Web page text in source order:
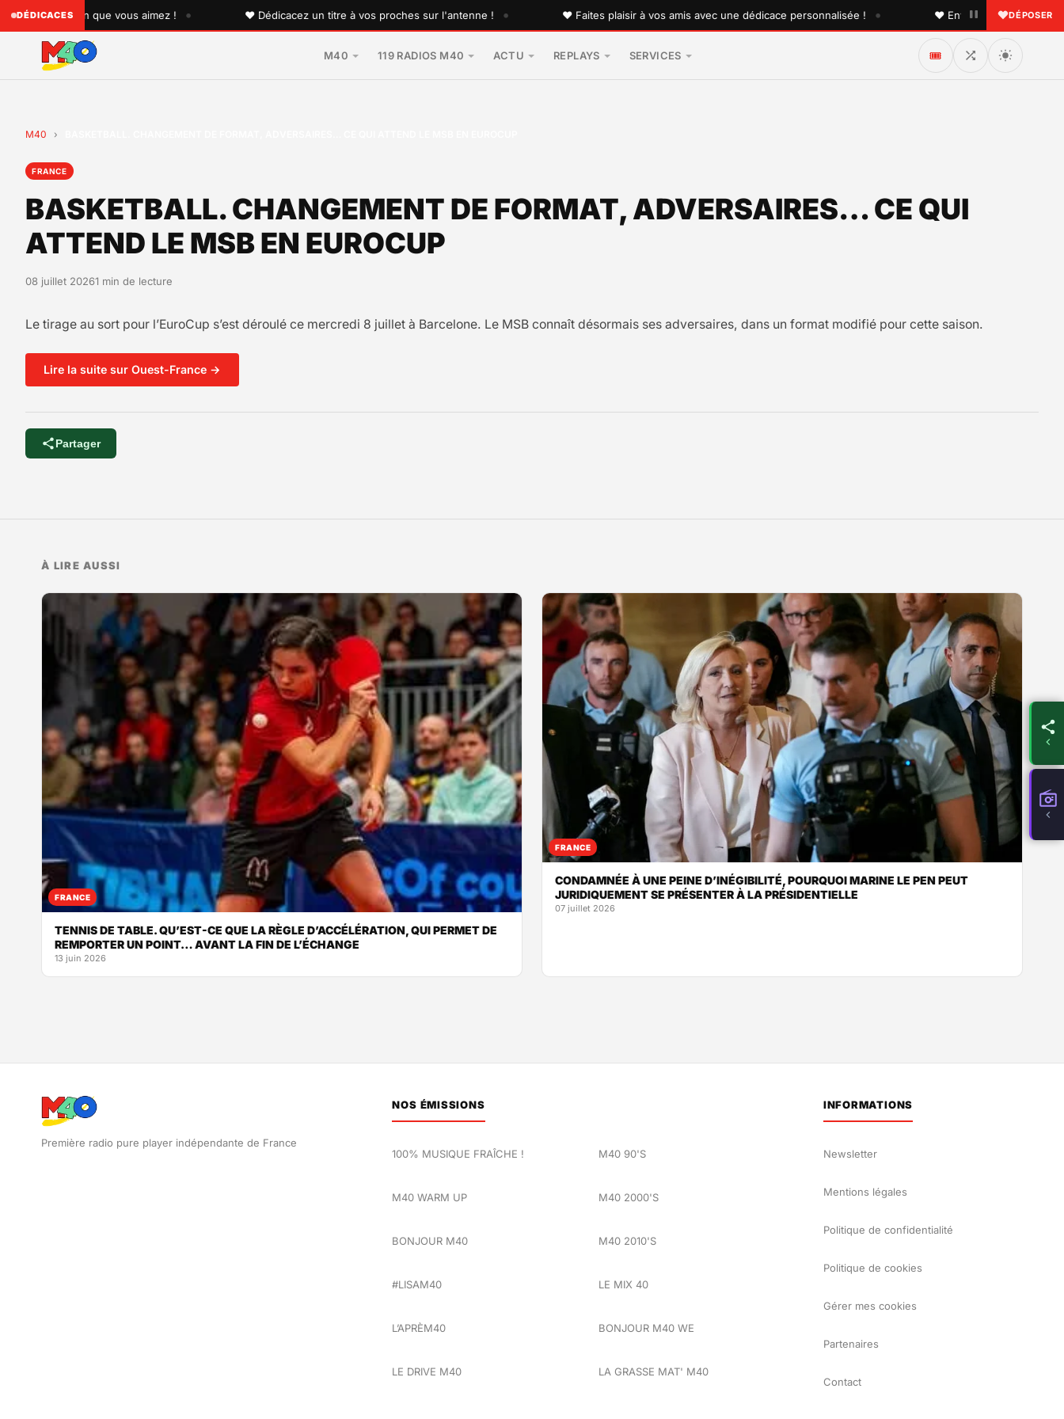
DÉDICACES
quelqu'un que vous aimez ! • ♥ Dédicacez un titre à vos proches sur l'antenne ! • ♥ Faites plaisir à vos amis avec une dédicace personnalisée ! • ♥ Envoyez une dédicace à
DÉPOSER
M40 119 RADIOS M40 ACTU REPLAYS SERVICES 🎟️
M40 ›
FRANCE
BASKETBALL. CHANGEMENT DE FORMAT, ADVERSAIRES… CE QUI
ATTEND LE MSB EN EUROCUP
08 juillet 20261 min de lecture
Le tirage au sort pour l’EuroCup s’est déroulé ce mercredi 8 juillet à Barcelone. Le MSB connaît désormais ses adversaires, dans un format modifié pour cette saison.
Lire la suite sur Ouest-France →
Partager
À LIRE AUSSI
FRANCE
TENNIS DE TABLE. QU’EST-CE QUE LA RÈGLE D’ACCÉLÉRATION, QUI PERMET DE
REMPORTER UN POINT… AVANT LA FIN DE L’ÉCHANGE
13 juin 2026
FRANCE
CONDAMNÉE À UNE PEINE D’INÉGIBILITÉ, POURQUOI MARINE LE PEN PEUT
JURIDIQUEMENT SE PRÉSENTER À LA PRÉSIDENTIELLE
07 juillet 2026
Première radio pure player indépendante de France
NOS ÉMISSIONS
100% MUSIQUE FRAÎCHE !
M40 WARM UP
BONJOUR M40
#LISAM40
L’APRÈM40
LE DRIVE M40
M40 90'S
M40 2000'S
M40 2010'S
LE MIX 40
BONJOUR M40 WE
LA GRASSE MAT' M40
INFORMATIONS
Newsletter
Mentions légales
Politique de confidentialité
Politique de cookies
Gérer mes cookies
Partenaires
Contact